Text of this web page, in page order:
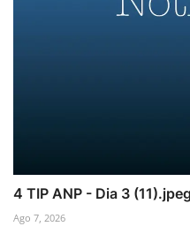
4 TIP ANP - Dia 3 (11).jpeg
Ago 7, 2026